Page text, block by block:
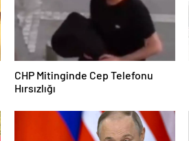
CHP Mitinginde Cep Telefonu
Hırsızlığı